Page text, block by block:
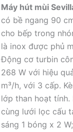
là:
Máy hút mùi
có bề ngang 90
cho bếp trong
là inox được phủ
Động cơ turbin
268 W với hiệu
m³/h, với 3 cấp.
lớp than hoạt tính.
cùng lưới lọc cấu
sáng 1 bóng x 2